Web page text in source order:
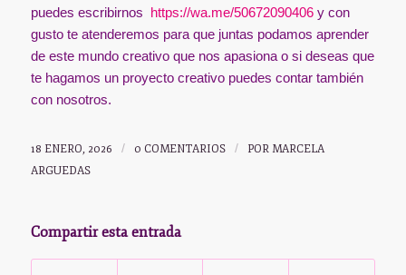
puedes escribirnos https://wa.me/50672090406y con
gusto te atenderemos para que juntas podamos aprender
de este mundo creativo que nos apasiona o si deseas que
te hagamos un proyecto creativo puedes contar también
con nosotros.
18 ENERO, 2026 / 0 COMENTARIOS / POR MARCELA
ARGUEDAS
Compartir esta entrada